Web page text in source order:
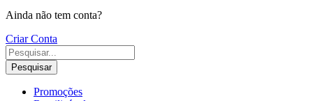
Ainda não tem conta?
Criar Conta
Pesquisar
Promoções